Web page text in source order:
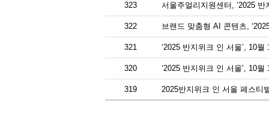
323 서울주얼리지원센터, ‘2025 반
322 브랜드 맞춤형 AI 콘텐츠,
321 ‘2025 반지위크 인 서울’, 10
320 ‘2025 반지위크 인 서울’, 10
319 2025반지위크 인 서울 페스티